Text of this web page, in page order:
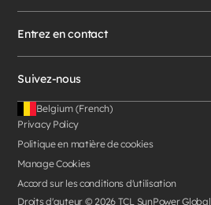
Entrez en contact
Suivez-nous
Privacy Policy
Politique en matière de cookies
Manage Cookies
Accord sur les conditions d'utilisation
Droits d'auteur ©2026 TCL SunPower Global
Belgium (French)